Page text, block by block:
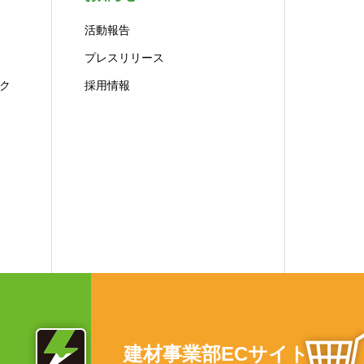
活動報告
プレスリリース
採用情報
建材事業部ECサイト